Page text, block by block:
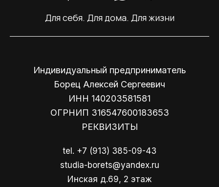
Для себя. Для дома. Для жизни
Индивидуальный предприниматель
Борец Алексей Сергеевич
ИНН 140203581581
ОГРНИП 316547600183653
РЕКВИЗИТЫ
tel. +7 (913) 385-09-43
studia-borets@yandex.ru
Инская д.69, 2 этаж